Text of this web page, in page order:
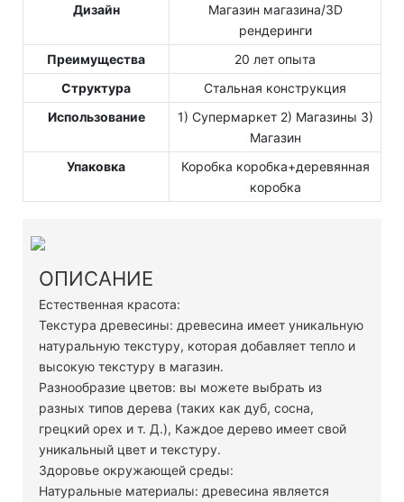
Дизайн
Магазин магазина/3D
рендеринги
Преимущества
20 лет опыта
Структура
Стальная конструкция
Использование
1) Супермаркет 2) Магазины 3)
Магазин
Упаковка
Коробка коробка+деревянная
коробка
ОПИСАНИЕ
Естественная красота:
Текстура древесины: древесина имеет уникальную
натуральную текстуру, которая добавляет тепло и
высокую текстуру в магазин.
Разнообразие цветов: вы можете выбрать из
разных типов дерева (таких как дуб, сосна,
грецкий орех и т. Д.), Каждое дерево имеет свой
уникальный цвет и текстуру.
Здоровье окружающей среды:
Натуральные материалы: древесина является